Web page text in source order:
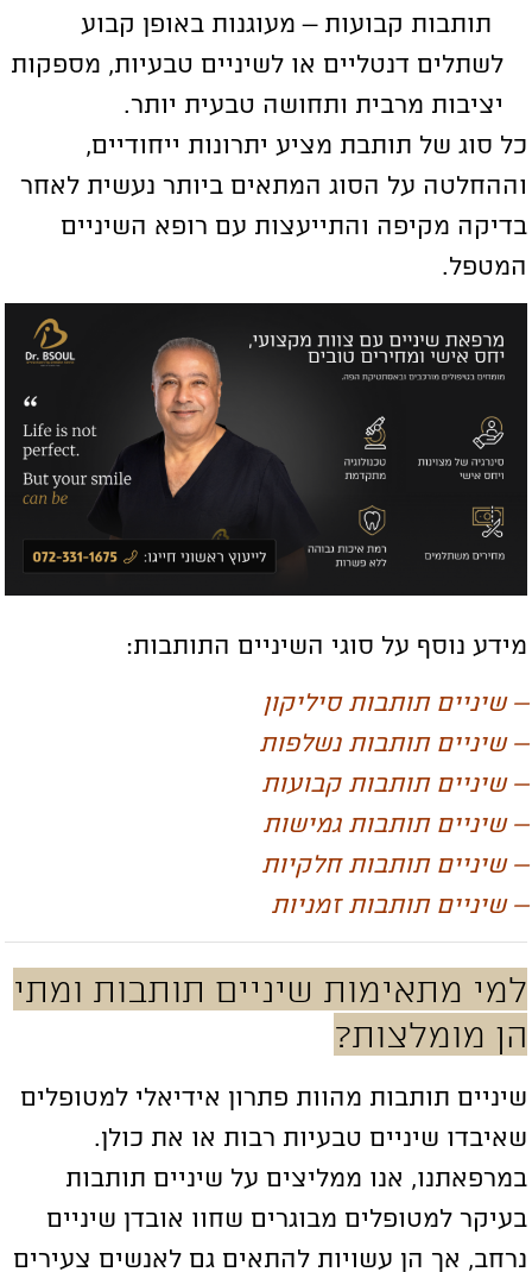
תותבות קבועות – מעוגנות באופן קבוע
לשתלים דנטליים או לשיניים טבעיות, מספקות
יציבות מרבית ותחושה טבעית יותר.
סוג של תותבת מציע יתרונות ייחודיים,
על הסוג המתאים ביותר נעשית לאחר
מקיפה והתייעצות עם רופא השיניים
נוסף על סוגי השיניים התותבות:
שיניים תותבות סיליקון
שיניים תותבות נשלפות
שיניים תותבות קבועות
שיניים תותבות גמישות
שיניים תותבות חלקיות
שיניים תותבות זמניות
מתאימות שיניים תותבות ומתי
מומלצות?
תותבות מהוות פתרון אידיאלי למטופלים
שיניים טבעיות רבות או את כולן.
אנו ממליצים על שיניים תותבות
למטופלים מבוגרים שחוו אובדן שיניים
אך הן עשויות להתאים גם לאנשים צעירים